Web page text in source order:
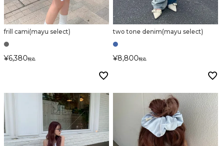
カラー
〜
frill cami(mayu select)
¥6,380税込
two tone denim(mayu select)
¥8,800税込